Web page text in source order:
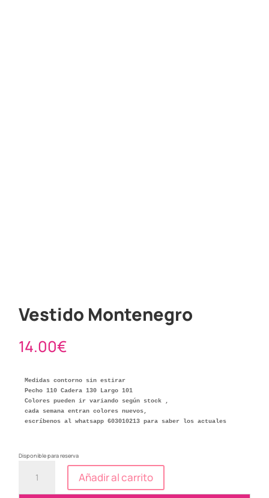
Vestido Montenegro
14.00€
Medidas contorno sin estirar
Pecho 110 Cadera 130 Largo 101
Colores pueden ir variando según stock ,
cada semana entran colores nuevos,
escríbenos al whatsapp 603010213 para saber los actuales
Disponible para reserva
Montenegro
Añadir al carrito